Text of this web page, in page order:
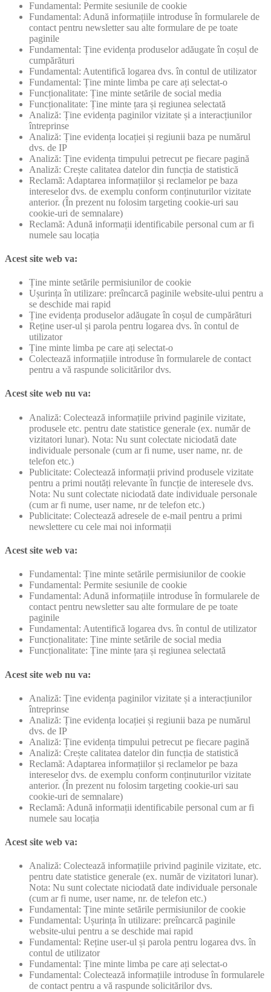
Fundamental: Permite sesiunile de cookie
Fundamental: Adună informațiile introduse în formularele de
contact pentru newsletter sau alte formulare de pe toate
paginile
Fundamental: Ține evidența produselor adăugate în coșul de
cumpărături
Fundamental: Autentifică logarea dvs. în contul de utilizator
Fundamental: Ține minte limba pe care ați selectat-o
Funcționalitate: Ține minte setările de social media
Funcționalitate: Ține minte țara și regiunea selectată
Analiză: Ține evidența paginilor vizitate și a interacțiunilor
întreprinse
Analiză: Ține evidența locației și regiunii baza pe numărul
dvs. de IP
Analiză: Ține evidența timpului petrecut pe fiecare pagină
Analiză: Crește calitatea datelor din funcția de statistică
Reclamă: Adaptarea informațiilor și reclamelor pe baza
intereselor dvs. de exemplu conform conținuturilor vizitate
anterior. (În prezent nu folosim targeting cookie-uri sau
cookie-uri de semnalare)
Reclamă: Adună informații identificabile personal cum ar fi
numele sau locația
Acest site web va:
Ține minte setările permisiunilor de cookie
Ușurința în utilizare: preîncarcă paginile website-ului pentru a
se deschide mai rapid
Ține evidența produselor adăugate în coșul de cumpărături
Reține user-ul și parola pentru logarea dvs. în contul de
utilizator
Ține minte limba pe care ați selectat-o
Colectează informațiile introduse în formularele de contact
pentru a vă raspunde solicitărilor dvs.
Acest site web nu va:
Analiză: Colectează informațiile privind paginile vizitate,
produsele etc. pentru date statistice generale (ex. număr de
vizitatori lunar). Nota: Nu sunt colectate niciodată date
individuale personale (cum ar fi nume, user name, nr. de
telefon etc.)
Publicitate: Colectează informații privind produsele vizitate
pentru a primi noutăți relevante în funcție de interesele dvs.
Nota: Nu sunt colectate niciodată date individuale personale
(cum ar fi nume, user name, nr de telefon etc.)
Publicitate: Colectează adresele de e-mail pentru a primi
newslettere cu cele mai noi informații
Acest site web va:
Fundamental: Ține minte setările permisiunilor de cookie
Fundamental: Permite sesiunile de cookie
Fundamental: Adună informațiile introduse în formularele de
contact pentru newsletter sau alte formulare de pe toate
paginile
Fundamental: Autentifică logarea dvs. în contul de utilizator
Funcționalitate: Ține minte setările de social media
Funcționalitate: Ține minte țara și regiunea selectată
Acest site web nu va:
Analiză: Ține evidența paginilor vizitate și a interacțiunilor
întreprinse
Analiză: Ține evidența locației și regiunii baza pe numărul
dvs. de IP
Analiză: Ține evidența timpului petrecut pe fiecare pagină
Analiză: Crește calitatea datelor din funcția de statistică
Reclamă: Adaptarea informațiilor și reclamelor pe baza
intereselor dvs. de exemplu conform conținuturilor vizitate
anterior. (În prezent nu folosim targeting cookie-uri sau
cookie-uri de semnalare)
Reclamă: Adună informații identificabile personal cum ar fi
numele sau locația
Acest site web va:
Analiză: Colectează informațiile privind paginile vizitate, etc.
pentru date statistice generale (ex. număr de vizitatori lunar).
Nota: Nu sunt colectate niciodată date individuale personale
(cum ar fi nume, user name, nr. de telefon etc.)
Fundamental: Ține minte setările permisiunilor de cookie
Fundamental: Ușurința în utilizare: preîncarcă paginile
website-ului pentru a se deschide mai rapid
Fundamental: Reține user-ul și parola pentru logarea dvs. în
contul de utilizator
Fundamental: Ține minte limba pe care ați selectat-o
Fundamental: Colectează informațiile introduse în formularele
de contact pentru a vă raspunde solicitărilor dvs.